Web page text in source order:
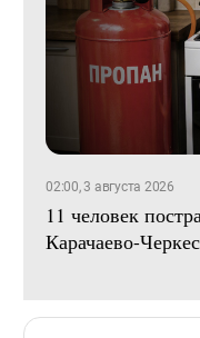
02:00, 3 августа 2026
11 человек
Карачаево-